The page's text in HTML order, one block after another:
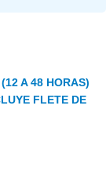
A 48 HORAS)
FLETE DE